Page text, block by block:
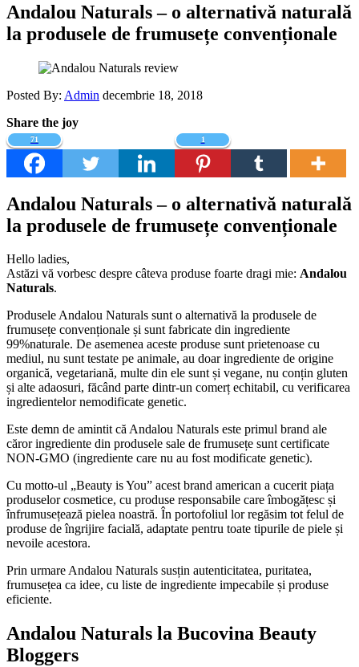
Andalou Naturals – o alternativă naturală
la produsele de frumusețe convenționale
Posted By: Admin decembrie 18, 2018
Share the joy
71 1
Andalou Naturals – o alternativă naturală
la produsele de frumusețe convenționale
Hello ladies,
Astăzi vă vorbesc despre câteva produse foarte dragi mie: Andalou
Naturals.
Produsele Andalou Naturals sunt o alternativă la produsele de
frumusețe convenționale și sunt fabricate din ingrediente
99%naturale. De asemenea aceste produse sunt prietenoase cu
mediul, nu sunt testate pe animale, au doar ingrediente de origine
organică, vegetariană, multe din ele sunt și vegane, nu conțin gluten
și alte adaosuri, făcând parte dintr-un comerț echitabil, cu verificarea
ingredientelor nemodificate genetic.
Este demn de amintit că Andalou Naturals este primul brand ale
căror ingrediente din produsele sale de frumusețe sunt certificate
NON-GMO (ingrediente care nu au fost modificate genetic).
Cu motto-ul „Beauty is You” acest brand american a cucerit piața
produselor cosmetice, cu produse responsabile care îmbogățesc și
înfrumusețează pielea noastră. În portofoliul lor regăsim tot felul de
produse de îngrijire facială, adaptate pentru toate tipurile de piele și
nevoile acestora.
Prin urmare Andalou Naturals susțin autenticitatea, puritatea,
frumusețea ca idee, cu liste de ingrediente impecabile și produse
eficiente.
Andalou Naturals la Bucovina Beauty
Bloggers